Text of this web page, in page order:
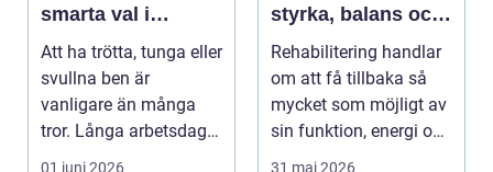
smarta val i
vardagen
Att ha trötta, tunga eller
svullna ben är
vanligare än många
tror. Långa arbetsdagar
på hårda golv, ...
01 juni 2026
styrka, balans och
vardag
Rehabilitering handlar
om att få tillbaka så
mycket som möjligt av
sin funktion, energi och
trygghet...
31 maj 2026